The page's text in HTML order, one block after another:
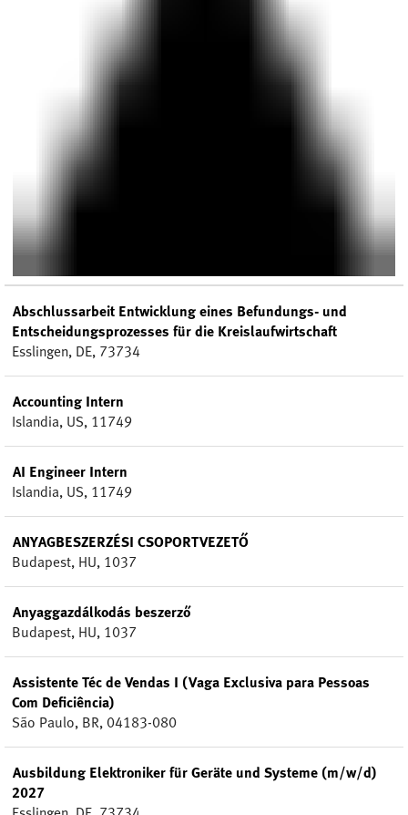
Abschlussarbeit Entwicklung eines Befundungs- und
Entscheidungsprozesses für die Kreislaufwirtschaft
Esslingen, DE, 73734
Accounting Intern
Islandia, US, 11749
AI Engineer Intern
Islandia, US, 11749
ANYAGBESZERZÉSI CSOPORTVEZETŐ
Budapest, HU, 1037
Anyaggazdálkodás beszerző
Budapest, HU, 1037
Assistente Téc de Vendas I (Vaga Exclusiva para Pessoas
Com Deficiência)
São Paulo, BR, 04183-080
Ausbildung Elektroniker für Geräte und Systeme (m/w/d)
2027